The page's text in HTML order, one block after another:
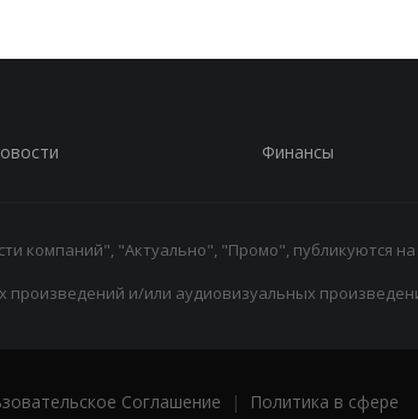
Финансы
компаний", "Актуально", "Промо", публикуются
и/или аудиовизуальных
Соглашение |
Политика в сфере